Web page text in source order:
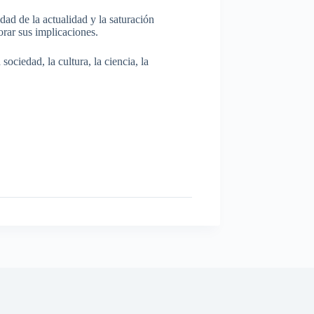
de la actualidad y la saturación
sus implicaciones.
la cultura, la ciencia, la